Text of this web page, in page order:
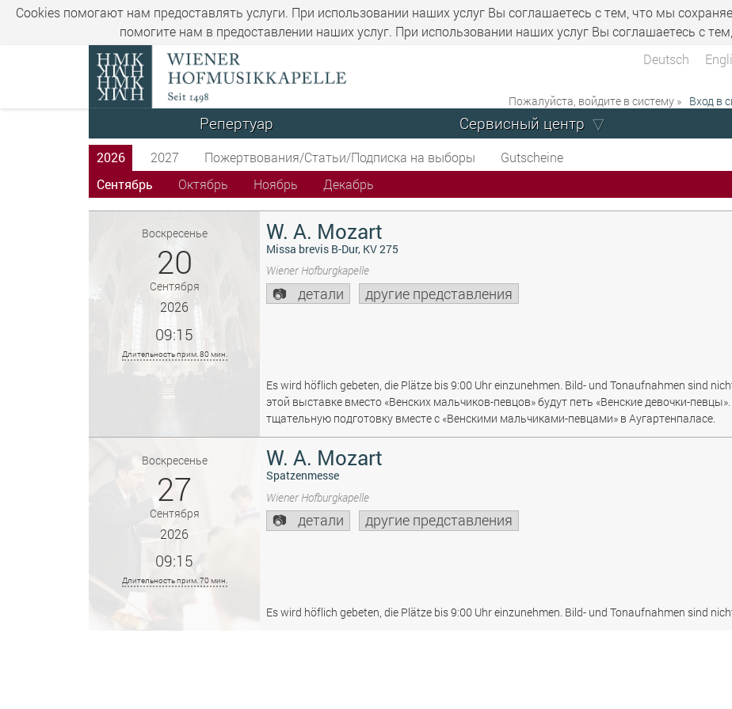
Cookies помогают нам предоставлять услуги. При использовании наших услуг Вы соглашаетесь с тем, что мы
помогите нам в предоставлении наших услуг. При использовании наших услуг Вы соглашаетесь с
Deutsch
Пожалуйста, войдите в систему » Вход в
Репертуар Сервисный центр
2026 2027 Пожертвования/Статьи/Подписка на выборы
Gutscheine
Сентябрь
Октябрь Ноябрь Декабрь
Воскресенье
20
Сентября
2026
09:15
Длительность прим. 80 мин.
W. A. Mozart
Missa brevis B-Dur, KV 275
Wiener Hofburgkapelle
детали другие представления
Es wird höflich gebeten, die Plätze bis 9:00 Uhr einzunehmen. Bild- und Tonaufnahmen sind
этой выставке вместо «Венских мальчиков-певцов» будут петь «Венские девочки-
тщательную подготовку вместе с «Венскими мальчиками-певцами» в Аугартенпаласе.
Воскресенье
27
Сентября
2026
09:15
Длительность прим. 70 мин.
W. A. Mozart
Spatzenmesse
Wiener Hofburgkapelle
детали другие представления
Es wird höflich gebeten, die Plätze bis 9:00 Uhr einzunehmen. Bild- und Tonaufnahmen sind